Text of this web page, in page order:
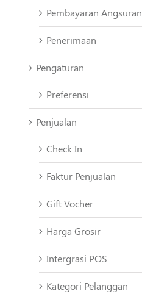
Pembayaran Angsuran
Penerimaan
Pengaturan
Preferensi
Penjualan
Check In
Faktur Penjualan
Gift Vocher
Harga Grosir
Intergrasi POS
Kategori Pelanggan